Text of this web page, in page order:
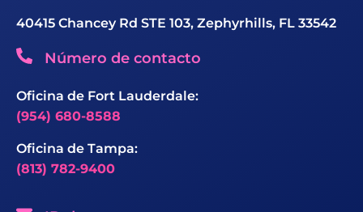
40415 Chancey Rd STE 103, Zephyrhills, FL 33542
Número de contacto
Oficina de Fort Lauderdale:
(954) 680-8588
Oficina de Tampa:
(813) 782-9400